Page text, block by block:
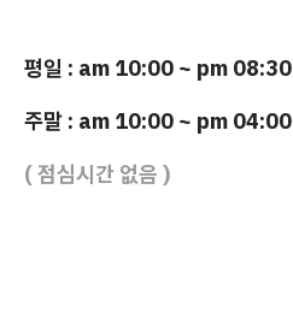
평일 : am 10:00 ~ pm 08:30
주말 : am 10:00 ~ pm 04:00
( 점심시간 없음 )